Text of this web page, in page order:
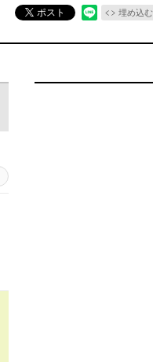
ポスト 埋め込む